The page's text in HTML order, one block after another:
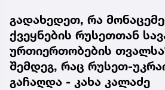
გადახედეთ, რა
ქვეყნების რუსეთთან
ურთიერთობების
შემდეგ, რაც რუსეთ-
გაჩაღდა - კახა კალაძე